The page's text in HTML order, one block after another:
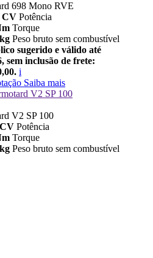
698 Mono RVE
CV Potência
Torque
Peso bruto sem combustível
sugerido e válido até
sem inclusão de frete:
i
Saiba mais
V2 SP 100
V2 SP 100
Potência
Torque
Peso bruto sem combustível